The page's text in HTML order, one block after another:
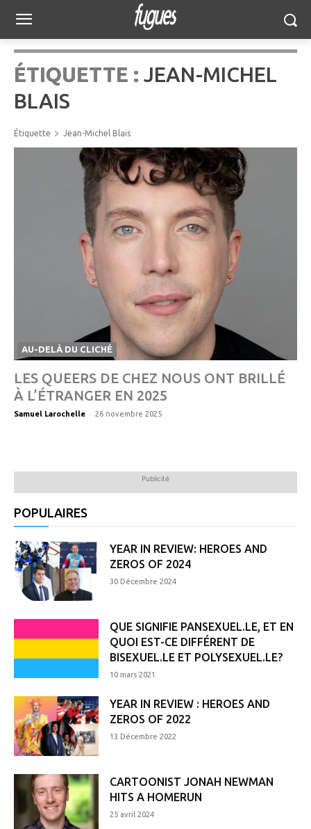
ÉTIQUETTE : JEAN-MICHEL
BLAIS
Étiquette Jean-Michel Blais
AU-DELÀ DU CLICHÉ
LES QUEERS DE CHEZ NOUS ONT BRILLÉ
À L’ÉTRANGER EN 2025
Samuel Larochelle - 26 novembre 2025
Publicité
POPULAIRES
YEAR IN REVIEW: HEROES AND
ZEROS OF 2024
30 Décembre 2024
QUE SIGNIFIE PANSEXUEL.LE, ET EN
QUOI EST-CE DIFFÉRENT DE
BISEXUEL.LE ET POLYSEXUEL.LE?
10 mars 2021
YEAR IN REVIEW : HEROES AND
ZEROS OF 2022
13 Décembre 2022
CARTOONIST JONAH NEWMAN
HITS A HOMERUN
25 avril 2024